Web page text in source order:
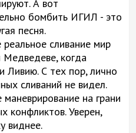
А вот
бомбить ИГИЛ - это
песня.
сливание мир
Медведеве, когда
Ливию. С тех пор, лично
сливаний не видел.
маневрирование на грани
конфликтов. Уверен,
виднее.